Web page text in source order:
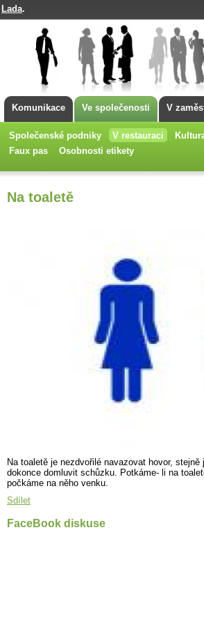
Lada.
Komunikace Ve společenosti V
Společenské podniky V restauraci
Faux pas
Osobnosti etikety
Na toaletě
Na toaletě je nezdvořilé navazovat hovor,
dokonce domluvit schůzku. Potkáme- li na
počkáme na něho venku.
Sdílet
FaceBook diskuse